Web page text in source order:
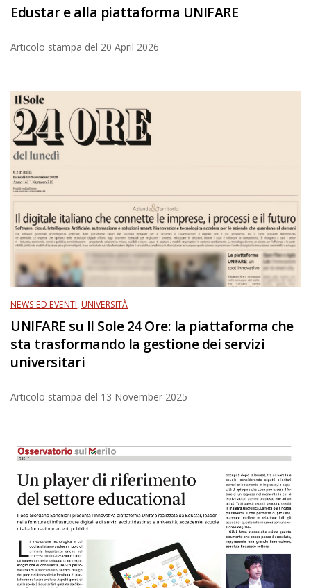
Edustar e alla piattaforma UNIFARE
Articolo stampa del 20 April 2026
NEWS ED EVENTI,UNIVERSITÀ
UNIFARE su Il Sole 24 Ore: la piattaforma che
sta trasformando la gestione dei servizi
universitari
Articolo stampa del 13 November 2025